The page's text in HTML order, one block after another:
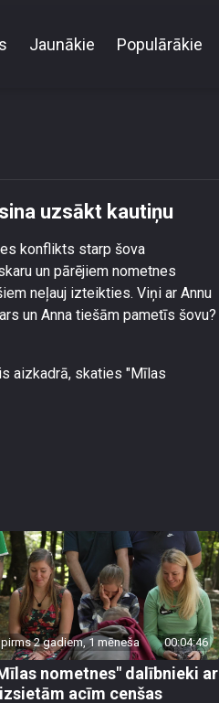
Jaunākie Populārākie
uzsākt kautiņu
konflikts starp šova
un pārējiem nometnes
neļauj izteikties. Viņi ar Annu
un Anna tiešām pametīs šovu?
aizkadrā, skaties "Mīlas
pirms 2 gadiem, 1 mēneša 00:04:46
nometnes" dalībnieki ar
acīm cenšas